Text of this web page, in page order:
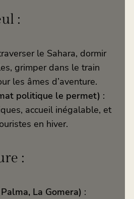
:
le Sahara, dormir
grimper dans le train
les âmes d’aventure.
politique le permet) :
accueil inégalable, et
en hiver.
:
La Gomera) :